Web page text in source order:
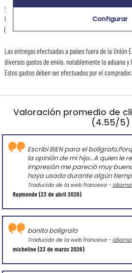
Valoración promedio de
(4.55/5)
Raymonde(23 de abril 2026)
Escribí BIEN para el
la opinión de mi hijo...A quien le
impresión me pareció muy
haya usado durante algún
Traducido de la web francesa -
micheline(23 de marzo 2026)
bonito bolígrafo
Traducido de la web francesa -
y de 3 día laborable con la entrega express.
El plazo de entrega del artículo es de 3 a 4 días
(Colissimo) y de 1 a 2 días laborales en express
Las entregas efectuadas a países fuera de la Unión
diversos gastos de envío, notablemente la aduana y
Estos gastos deben ser efectuados por el comprador.
Configurar